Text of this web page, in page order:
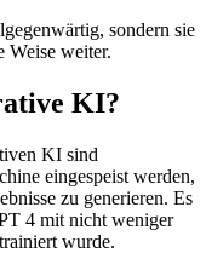
sondern sie
Weise weiter.
KI?
KI sind
eingespeist werden,
zu generieren. Es
4 mit nicht weniger
trainiert wurde.